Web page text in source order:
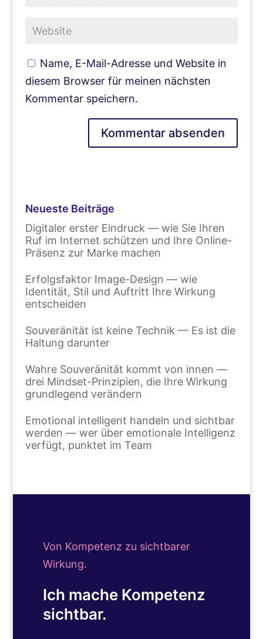
Name, E-Mail-Adresse und Website in
diesem Browser für meinen nächsten
Kommentar speichern.
Neueste Beiträge
Digitaler erster Eindruck — wie Sie Ihren
Ruf im Internet schützen und Ihre Online-
Präsenz zur Marke machen
Erfolgsfaktor Image-Design — wie
Identität, Stil und Auftritt Ihre Wirkung
entscheiden
Souveränität ist keine Technik — Es ist die
Haltung darunter
Wahre Souveränität kommt von innen —
drei Mindset-Prinzipien, die Ihre Wirkung
grundlegend verändern
Emotional intelligent handeln und sichtbar
werden — wer über emotionale Intelligenz
verfügt, punktet im Team
Von Kompetenz zu sichtbarer
Wirkung.
Ich mache Kompetenz
sichtbar.